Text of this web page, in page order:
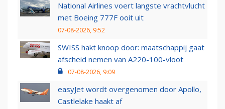
National Airlines voert langste vrachtvlucht
met Boeing 777F ooit uit
07-08-2026, 9:52
SWISS hakt knoop door: maatschappij gaat
afscheid nemen van A220-100-vloot
07-08-2026, 9:09
easyJet wordt overgenomen door Apollo,
Castlelake haakt af